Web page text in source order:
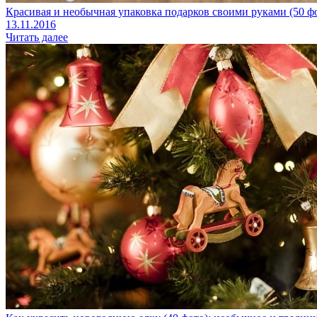
Красивая и необычная упаковка подарков своими руками (50
13.11.2016
Читать далее